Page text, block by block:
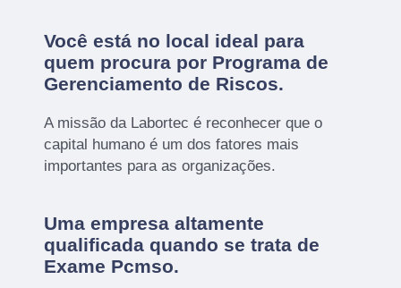
Você está no local ideal para
quem procura por Programa de
Gerenciamento de Riscos.
A missão da Labortec é reconhecer que o
capital humano é um dos fatores mais
importantes para as organizações.
Uma empresa altamente
qualificada quando se trata de
Exame Pcmso.